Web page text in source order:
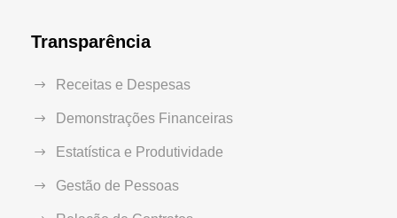
Transparência
Receitas e Despesas
Demonstrações Financeiras
Estatística e Produtividade
Gestão de Pessoas